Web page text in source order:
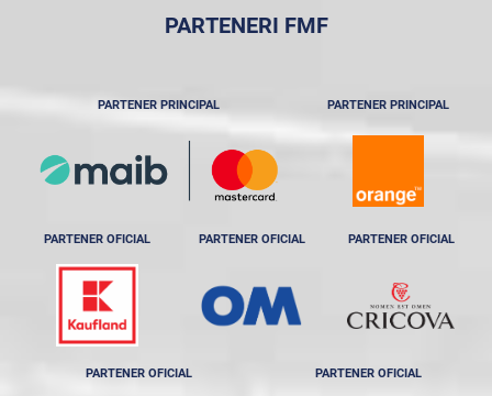
PARTENERI FMF
PARTENER PRINCIPAL PARTENER PRINCIPAL
PARTENER OFICIAL PARTENER OFICIAL PARTENER OFICIAL
PARTENER OFICIAL PARTENER OFICIAL